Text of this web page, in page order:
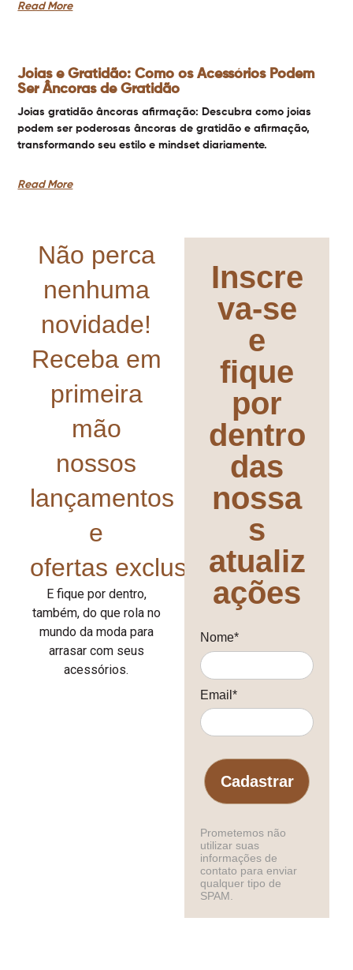
Read More
Joias e Gratidão: Como os Acessórios Podem
Ser Âncoras de Gratidão
Joias gratidão âncoras afirmação: Descubra como joias
podem ser poderosas âncoras de gratidão e afirmação,
transformando seu estilo e mindset diariamente.
Read More
Não perca
nenhuma
novidade!
Receba em
primeira
mão
nossos
lançamentos
e
ofertas exclusivas!
E fique por dentro,
também, do que rola no
mundo da moda para
arrasar com seus
acessórios.
Inscre
va-se
e
fique
por
dentro
das
nossa
s
atualiz
ações
Nome*
Email*
Cadastrar
Prometemos não
utilizar suas
informações de
contato para enviar
qualquer tipo de
SPAM.